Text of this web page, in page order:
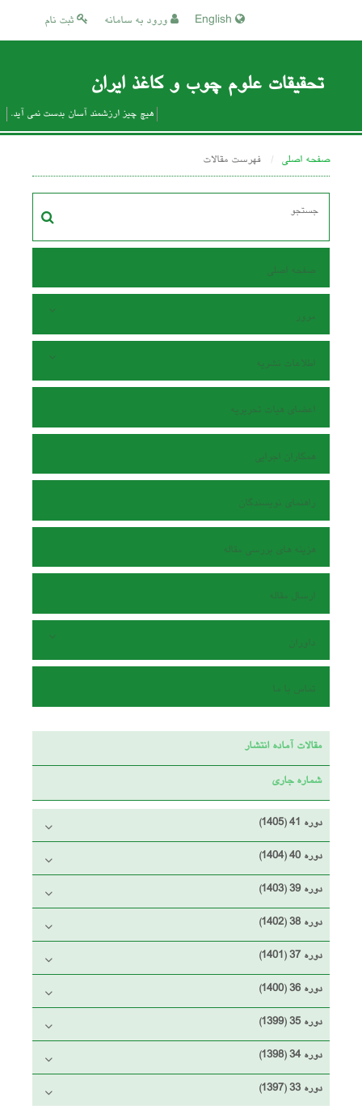
ثبت نام ورود به سامانه
تحقیقات علوم چوب و کاغذ ایران
هیچ چیز ارزشمند آسان بدست نمی آید.
صفحه اصلی فهرست مقالات
صفحه اصلی
مرور
اطلاعات نشریه
اعضای هیات تحریریه
همکاران اجرایی
راهنمای نویسندگان
هزینه های بررسی مقاله
ارسال مقاله
داوران
تماس با ما
مقالات آماده انتشار
شماره جاری
دوره 41 (1405)
دوره 40 (1404)
دوره 39 (1403)
دوره 38 (1402)
دوره 37 (1401)
دوره 36 (1400)
دوره 35 (1399)
دوره 34 (1398)
دوره 33 (1397)